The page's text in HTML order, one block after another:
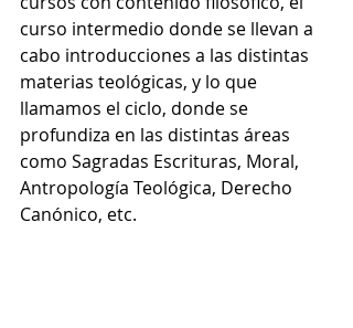
curso intermedio donde se llevan a
cabo introducciones a las distintas
materias teológicas, y lo que
llamamos el ciclo, donde se
profundiza en las distintas áreas
como Sagradas Escrituras, Moral,
Antropología Teológica, Derecho
Canónico, etc.